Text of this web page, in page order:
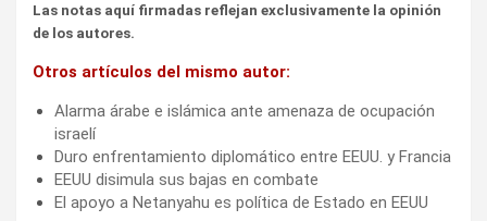
Las notas aquí firmadas reflejan exclusivamente la opinión
de los autores.
Otros artículos del mismo autor:
Alarma árabe e islámica ante amenaza de ocupación
israelí
Duro enfrentamiento diplomático entre EEUU. y Francia
EEUU disimula sus bajas en combate
El apoyo a Netanyahu es política de Estado en EEUU